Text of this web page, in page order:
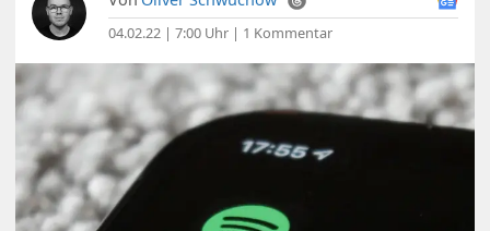
04.02.22 | 7:00 Uhr | 1 Kommentar